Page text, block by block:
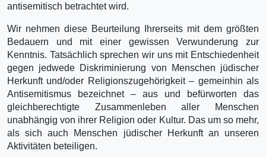
antisemitisch betrachtet wird.
Wir nehmen diese Beurteilung Ihrerseits mit dem größten
Bedauern und mit einer gewissen Verwunderung zur
Kenntnis. Tatsächlich sprechen wir uns mit Entschiedenheit
gegen jedwede Diskriminierung von Menschen jüdischer
Herkunft und/oder Religionszugehörigkeit – gemeinhin als
Antisemitismus bezeichnet – aus und befürworten das
gleichberechtigte Zusammenleben aller Menschen
unabhängig von ihrer Religion oder Kultur. Das um so mehr,
als sich auch Menschen jüdischer Herkunft an unseren
Aktivitäten beteiligen.